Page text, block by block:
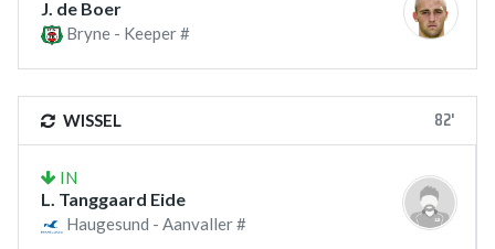
J. de Boer
Bryne - Keeper #
WISSEL 82'
IN
L. Tanggaard Eide
Haugesund - Aanvaller #